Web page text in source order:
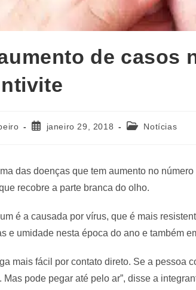
de casos
janeiro 29, 2018 Notícias
das doenças que tem aumento no
recobre a parte branca do olho.
é a causada por vírus, que é mais
e umidade nesta época do ano e também
mais fácil por contato direto. Se a pessoa
Mas pode pegar até pelo ar”, disse a